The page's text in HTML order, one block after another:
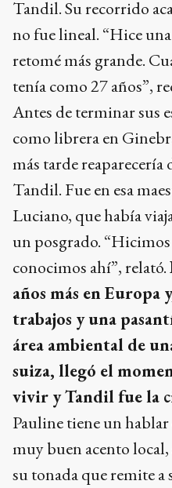
Tandil. Su recorrido
no fue lineal. “Hice
retomé más grande.
tenía como 27 años”,
Antes de terminar sus
como librera en
más tarde reaparecería
Tandil. Fue en esa
Luciano, que había
un posgrado.
conocimos ahí”, relató.
años más en Europa
trabajos y una
área ambiental de
suiza, llegó el
vivir y Tandil fue la
Pauline tiene un
muy buen acento
su tonada que remite a